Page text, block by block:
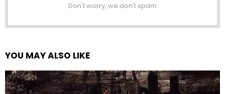
Don't worry, we don't spam
YOU MAY ALSO LIKE